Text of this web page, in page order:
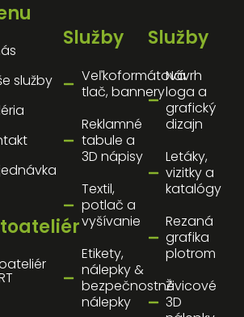
služby
Služby
Veľkoformátová
tlač, bannery
Reklamné
tabule a
3D nápisy
Textil,
potlač a
vyšívanie
Etikety,
nálepky &
bezpečnostné
nálepky
Služby
Návrh
loga a
grafický
dizajn
Letáky,
vizitky a
katalógy
Rezaná
grafika
plotrom
Živicové
3D